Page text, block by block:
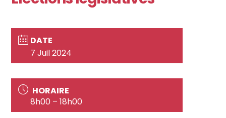
DATE
7 Juil 2024
HORAIRE
8h00 – 18h00